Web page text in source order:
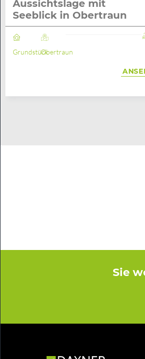
Aussichtslage mit
Seeblick in Obertraun
GrundstückObertraun
Sie